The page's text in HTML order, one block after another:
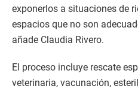
exponerlos a situaciones de
espacios que no son
añade Claudia Rivero.
El proceso incluye rescate
veterinaria, vacunación,